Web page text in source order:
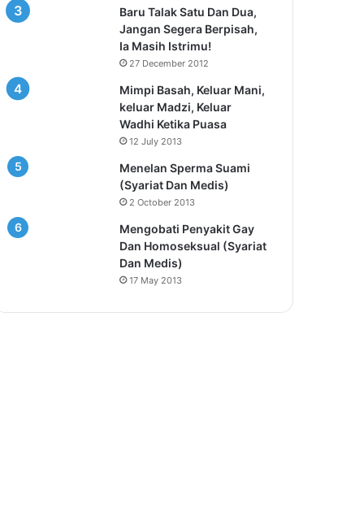
Baru Talak Satu Dan Dua,
Jangan Segera Berpisah,
Ia Masih Istrimu!
27 December 2012
Mimpi Basah, Keluar Mani,
keluar Madzi, Keluar
Wadhi Ketika Puasa
12 July 2013
Menelan Sperma Suami
(Syariat Dan Medis)
2 October 2013
Mengobati Penyakit Gay
Dan Homoseksual (Syariat
Dan Medis)
17 May 2013